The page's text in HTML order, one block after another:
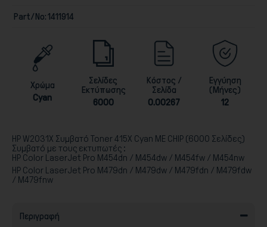
Part/No:1411914
Χρώμα
Cyan
Σελίδες
Εκτύπωσης
6000
Κόστος /
Σελίδα
0.00267
Εγγύηση
(Μήνες)
12
HP W2031X Συμβατό Toner 415X Cyan ΜΕ CHIP (6000 Σελίδες)
Συμβατό με τους εκτυπωτές :
HP Color LaserJet Pro M454dn / M454dw / M454fw / M454nw
HP Color LaserJet Pro M479dn / M479dw / M479fdn / M479fdw
/ M479fnw
Περιγραφή